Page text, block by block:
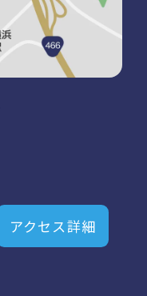
アクセス詳細